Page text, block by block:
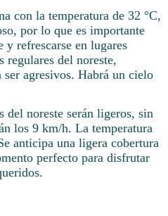
con la temperatura de 32 °C,
por lo que es importante
refrescarse en lugares
regulares del noreste,
agresivos. Habrá un cielo
del noreste serán ligeros, sin
los 9 km/h. La temperatura
anticipa una ligera cobertura
perfecto para disfrutar